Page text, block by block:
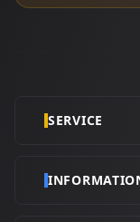
SERVICE